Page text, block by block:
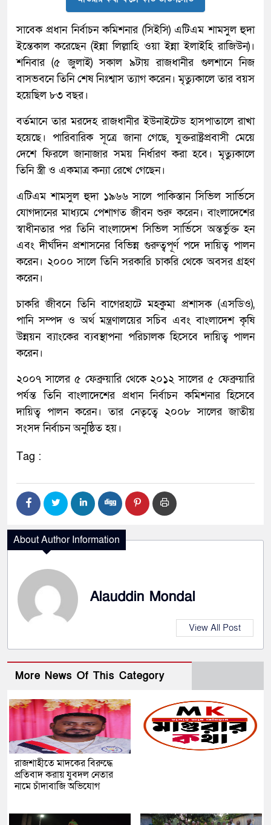
সাবেক প্রধান নির্বাচন কমিশনার (সিইসি) এটিএম শামসুল হুদা
ইন্তেকাল করেছেন (ইন্না লিল্লাহি ওয়া ইন্না ইলাইহি রাজিউন)।
শনিবার (৫ জুলাই) সকাল ৯টায় রাজধানীর গুলশানে নিজ
বাসভবনে তিনি শেষ নিঃশ্বাস ত্যাগ করেন। মৃত্যুকালে তার বয়স
হয়েছিল ৮৩ বছর।
বর্তমানে তার মরদেহ রাজধানীর ইউনাইটেড হাসপাতালে রাখা
হয়েছে। পারিবারিক সূত্রে জানা গেছে, যুক্তরাষ্ট্রপ্রবাসী মেয়ে
দেশে ফিরলে জানাজার সময় নির্ধারণ করা হবে। মৃত্যুকালে
তিনি স্ত্রী ও একমাত্র কন্যা রেখে গেছেন।
এটিএম শামসুল হুদা ১৯৬৬ সালে পাকিস্তান সিভিল সার্ভিসে
যোগদানের মাধ্যমে পেশাগত জীবন শুরু করেন। বাংলাদেশের
স্বাধীনতার পর তিনি বাংলাদেশ সিভিল সার্ভিসে অন্তর্ভুক্ত হন
এবং দীর্ঘদিন প্রশাসনের বিভিন্ন গুরুত্বপূর্ণ পদে দায়িত্ব পালন
করেন। ২০০০ সালে তিনি সরকারি চাকরি থেকে অবসর গ্রহণ
করেন।
চাকরি জীবনে তিনি বাগেরহাটে মহকুমা প্রশাসক (এসডিও),
পানি সম্পদ ও অর্থ মন্ত্রণালয়ের সচিব এবং বাংলাদেশ কৃষি
উন্নয়ন ব্যাংকের ব্যবস্থাপনা পরিচালক হিসেবে দায়িত্ব পালন
করেন।
২০০৭ সালের ৫ ফেব্রুয়ারি থেকে ২০১২ সালের ৫ ফেব্রুয়ারি
পর্যন্ত তিনি বাংলাদেশের প্রধান নির্বাচন কমিশনার হিসেবে
দায়িত্ব পালন করেন। তার নেতৃত্বে ২০০৮ সালের জাতীয়
সংসদ নির্বাচন অনুষ্ঠিত হয়।
Tag :
About Author Information
Alauddin Mondal
View All Post
More News Of This Category
রাজশাহীতে মাদকের বিরুদ্ধে
প্রতিবাদ করায় যুবদল নেতার
নামে চাঁদাবাজি অভিযোগ